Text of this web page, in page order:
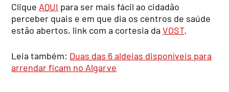
Clique AQUI para ser mais fácil ao cidadão
perceber quais e em que dia os centros de saúde
estão abertos, link com a cortesia daVOST.
Leia também: Duas das 6 aldeias disponíveis para
arrendar ficam no Algarve